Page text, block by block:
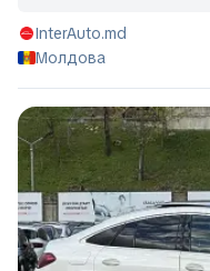
InterAuto.md
Молдова